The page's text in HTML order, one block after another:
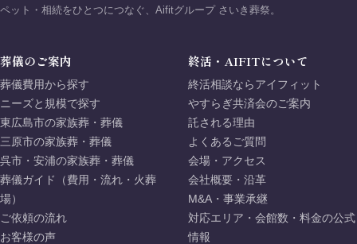
ペット・相続をひとつにつなぐ、Aifitグループ さいき葬祭。
葬儀のご案内
葬儀費用から探す
ニーズと規模で探す
東広島市の家族葬・葬儀
三原市の家族葬・葬儀
呉市・安浦の家族葬・葬儀
葬儀ガイド（費用・流れ・火葬
場）
ご依頼の流れ
お客様の声
終活・AIFITについて
終活相談ならアイフィット
やすらぎ共済会のご案内
託される理由
よくあるご質問
会場・アクセス
会社概要・沿革
M&A・事業承継
対応エリア・会館数・料金の公式
情報